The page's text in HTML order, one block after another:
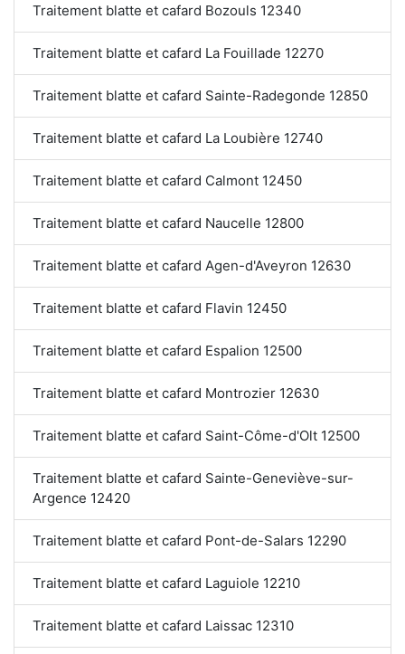
Traitement blatte et cafard Bozouls 12340
Traitement blatte et cafard La Fouillade 12270
Traitement blatte et cafard Sainte-Radegonde 12850
Traitement blatte et cafard La Loubière 12740
Traitement blatte et cafard Calmont 12450
Traitement blatte et cafard Naucelle 12800
Traitement blatte et cafard Agen-d'Aveyron 12630
Traitement blatte et cafard Flavin 12450
Traitement blatte et cafard Espalion 12500
Traitement blatte et cafard Montrozier 12630
Traitement blatte et cafard Saint-Côme-d'Olt 12500
Traitement blatte et cafard Sainte-Geneviève-sur-
Argence 12420
Traitement blatte et cafard Pont-de-Salars 12290
Traitement blatte et cafard Laguiole 12210
Traitement blatte et cafard Laissac 12310